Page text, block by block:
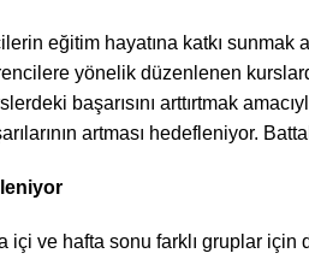
eğitim hayatına katkı sunmak
yönelik düzenlenen
başarısını arttırtmak
artması hedefleniyor.
içi ve hafta sonu farklı gruplar